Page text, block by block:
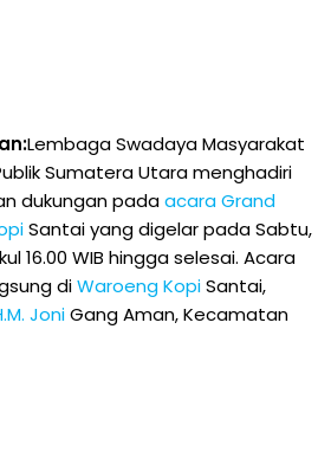
Lembaga Swadaya Masyarakat
Sumatera Utara menghadiri
dukungan padaacara Grand
Santai yang digelar pada Sabtu,
16.00 WIB hingga selesai. Acara
diWaroeng KopiSantai,
JoniGang Aman, Kecamatan